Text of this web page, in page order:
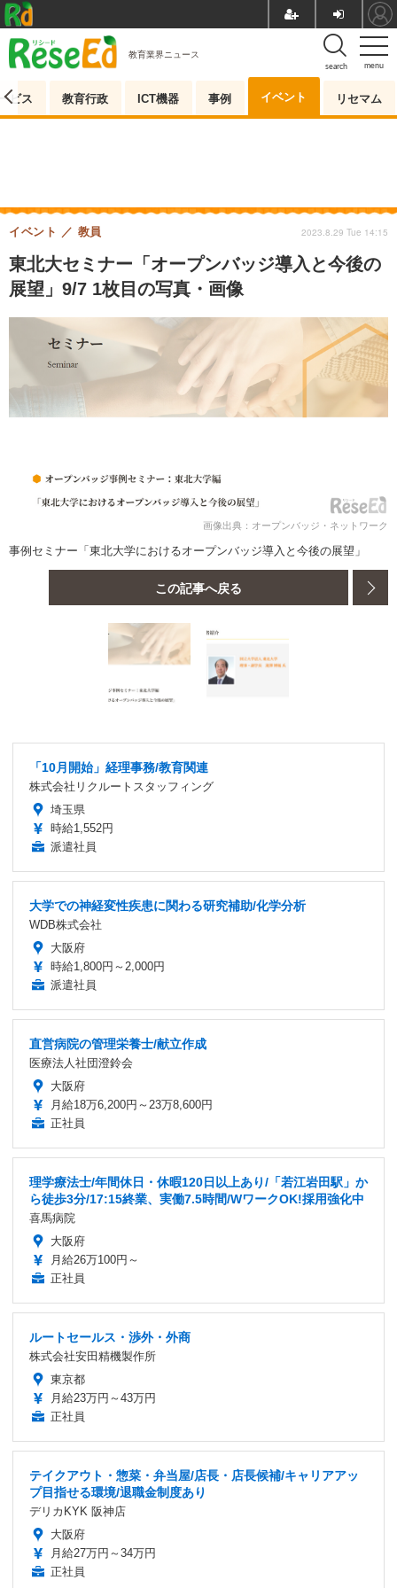
menu
search
教育業界ニュース
ビス 教育行政 ICT機器 事例 イベント リセマム
東北大セミナー「オープンバッジ導入と今後の
展望」9/7 1枚目の写真・画像
イベント 教員 2023.8.29 Tue 14:15
画像出典：オープンバッジ・ネットワーク
事例セミナー「東北大学におけるオープンバッジ導入と今後の展望」
この記事へ戻る
「10月開始」経理事務/教育関連
株式会社リクルートスタッフィング
埼玉県
時給1,552円
派遣社員
大学での神経変性疾患に関わる研究補助/化学分析
WDB株式会社
大阪府
時給1,800円～2,000円
派遣社員
直営病院の管理栄養士/献立作成
医療法人社団澄鈴会
大阪府
月給18万6,200円～23万8,600円
正社員
理学療法士/年間休日・休暇120日以上あり/「若江岩田駅」か
ら徒歩3分/17:15終業、実働7.5時間/WワークOK!採用強化中
喜馬病院
大阪府
月給26万100円～
正社員
ルートセールス・渉外・外商
株式会社安田精機製作所
東京都
月給23万円～43万円
正社員
テイクアウト・惣菜・弁当屋/店長・店長候補/キャリアアッ
プ目指せる環境/退職金制度あり
デリカKYK 阪神店
大阪府
月給27万円～34万円
正社員